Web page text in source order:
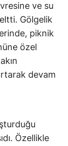
ve su
Gölgelik
piknik
özel
devam
Özellikle